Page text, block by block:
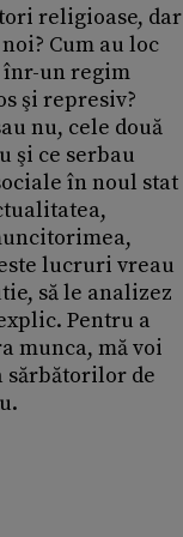
religioase, dar
Cum au loc
un regim
şi represiv?
nu, cele două
şi ce serbau
în noul stat
lucruri vreau
să le analizez
Pentru a
munca, mă voi
sărbătorilor de